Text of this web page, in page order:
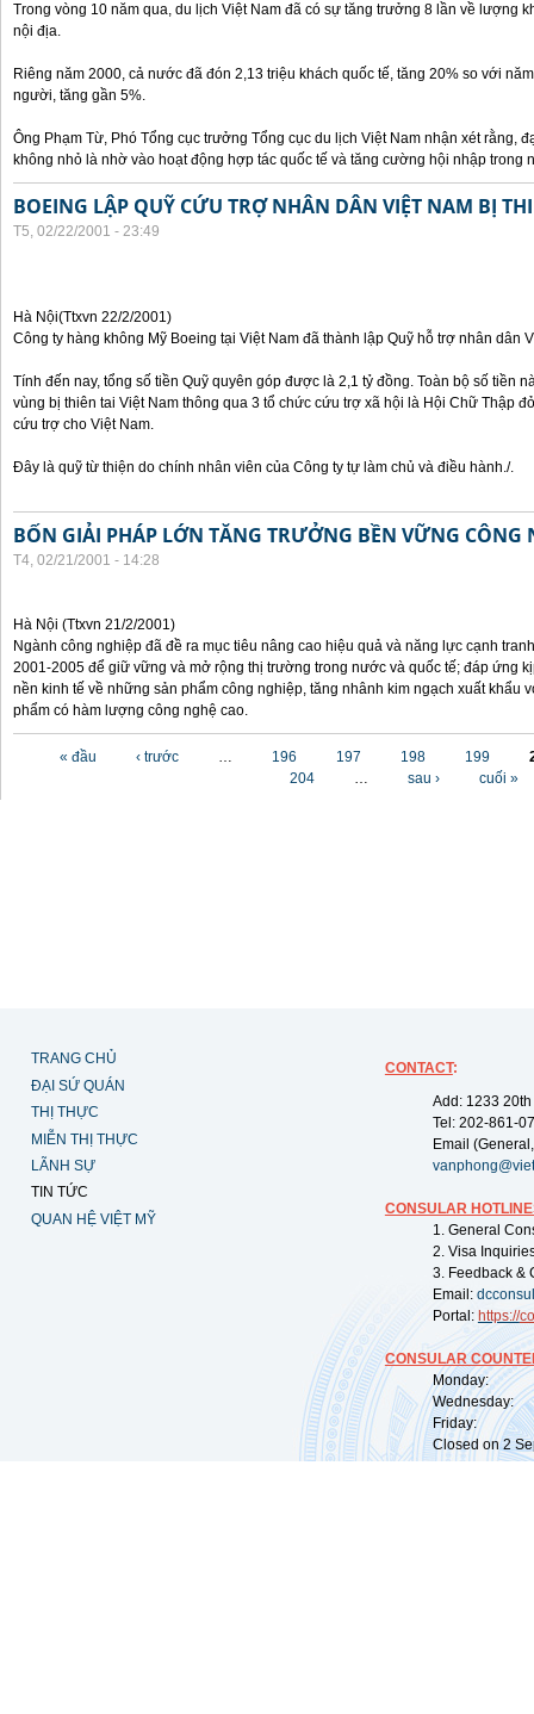
Trong vòng 10 năm qua, du lịch Việt Nam đã có sự tăng trưởng 8 lần về lượng
nội địa.
Riêng năm 2000, cả nước đã đón 2,13 triệu khách quốc tế, tăng 20% so với
người, tăng gần 5%.
Ông Phạm Từ, Phó Tổng cục trưởng Tổng cục du lịch Việt Nam nhận xét rằng,
không nhỏ là nhờ vào hoạt động hợp tác quốc tế và tăng cường hội nhập trong
BOEING LẬP QUỸ CỨU TRỢ NHÂN DÂN VIỆT NAM BỊ
T5, 02/22/2001 - 23:49
Hà Nội(Ttxvn 22/2/2001)
Công ty hàng không Mỹ Boeing tại Việt Nam đã thành lập Quỹ hỗ trợ nhân dân
Tính đến nay, tổng số tiền Quỹ quyên góp được là 2,1 tỷ đồng. Toàn bộ số tiền
vùng bị thiên tai Việt Nam thông qua 3 tổ chức cứu trợ xã hội là Hội Chữ Thập
cứu trợ cho Việt Nam.
Đây là quỹ từ thiện do chính nhân viên của Công ty tự làm chủ và điều hành./.
BỐN GIẢI PHÁP LỚN TĂNG TRƯỞNG BỀN VỮNG CÔNG
T4, 02/21/2001 - 14:28
Hà Nội (Ttxvn 21/2/2001)
Ngành công nghiệp đã đề ra mục tiêu nâng cao hiệu quả và năng lực cạnh
2001-2005 để giữ vững và mở rộng thị trường trong nước và quốc tế; đáp ứng
nền kinh tế về những sản phẩm công nghiệp, tăng nhânh kim ngạch xuất khẩu
phẩm có hàm lượng công nghệ cao.
« đầu ‹ trước … 196 197 198 199
204
… sau › cuối »
TRANG CHỦ
ĐẠI SỨ QUÁN
THỊ THỰC
MIỄN THỊ THỰC
LÃNH SỰ
TIN TỨC
QUAN HỆ VIỆT MỸ
CONTACT:
Add: 1233
Tel: 202-861-
Email
CONSULAR
1. General
2. Visa
3. Feedback &
Email:
Portal: https://
CONSULAR
Monday:
Wednesday:
Friday:
Closed on 2